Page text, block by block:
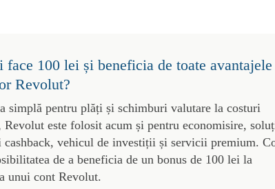
face 100 lei și beneficia de toate avantajele
Revolut?
simplă pentru plăți și schimburi valutare la costuri
Revolut este folosit acum și pentru economisire,
cashback, vehicul de investiții și servicii premium.
de a beneficia de un bonus de 100 lei la
unui cont Revolut.